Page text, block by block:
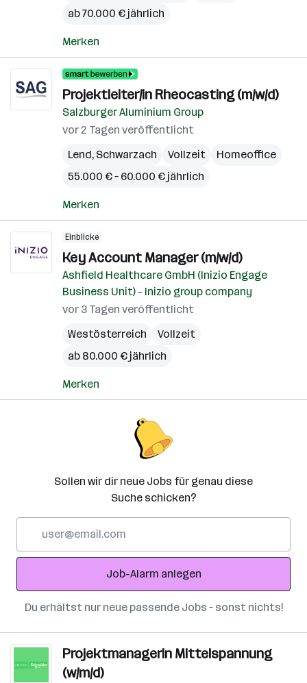
ab 70.000 € jährlich
Merken
Projektleiter/in Rheocasting (m/w/d)
Salzburger Aluminium Group
vor 2 Tagen veröffentlicht
Lend, Schwarzach Vollzeit
Homeoffice
55.000 € – 60.000 € jährlich
Merken
Einblicke
Key Account Manager (m/w/d)
Ashfield Healthcare GmbH (Inizio Engage
Business Unit) - Inizio group company
vor 3 Tagen veröffentlicht
Westösterreich
Vollzeit
ab 80.000 € jährlich
Merken
Sollen wir dir neue Jobs für genau diese
Suche schicken?
Adresse
Job-Alarm anlegen
Du erhältst nur neue passende Jobs – sonst nichts!
Projektmanagerin Mittelspannung
(w/m/d)